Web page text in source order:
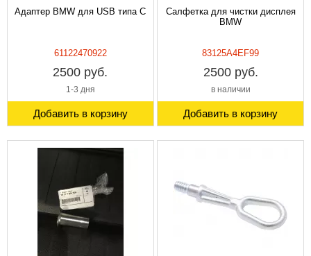
Адаптер BMW для USB типа C
61122470922
2500 руб.
1-3 дня
Добавить в корзину
Салфетка для чистки дисплея
BMW
83125A4EF99
2500 руб.
в наличии
Добавить в корзину